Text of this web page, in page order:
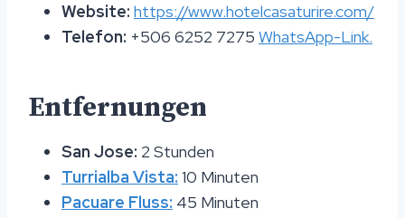
Website: https://www.hotelcasaturire.com/
Telefon: +506 6252 7275 WhatsApp-Link.
Entfernungen
San Jose: 2 Stunden
Turrialba Vista: 10 Minuten
Pacuare Fluss: 45 Minuten